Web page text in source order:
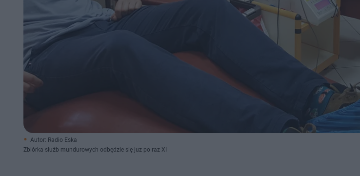
Autor: Radio Eska
Zbiórka służb mundurowych odbędzie się juz po raz XI